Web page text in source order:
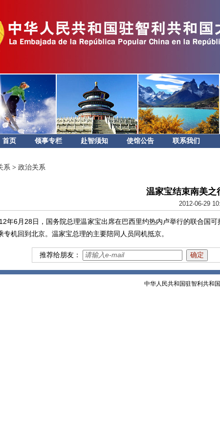
首页 领事专栏 赴智须知 使馆公告 联系我们
系> 政治关系
温家宝结束南美之
2012-06-29
年6月28日，国务院总理温家宝出席在巴西里约热内卢举行的联合国
专机回到北京。温家宝总理的主要陪同人员同机抵京。
推荐给朋友：
中华人民共和国驻智利共和